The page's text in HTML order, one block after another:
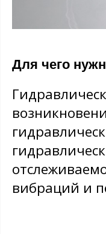
Для чего
вибраций и